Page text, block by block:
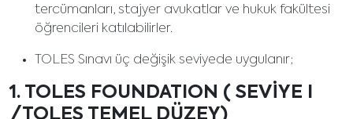
tercümanları, stajyer avukatlar ve hukuk fakültesi
öğrencileri katılabilirler.
TOLES Sınavı üç değişik seviyede uygulanır;
1. TOLES FOUNDATION ( SEVİYE I
/TOLES TEMEL DÜZEY)